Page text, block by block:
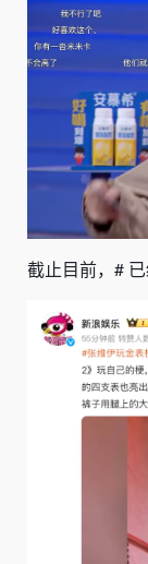
截止目前， #